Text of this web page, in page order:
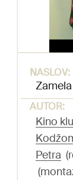
NASLOV:
AUTOR:
Kino
Petra